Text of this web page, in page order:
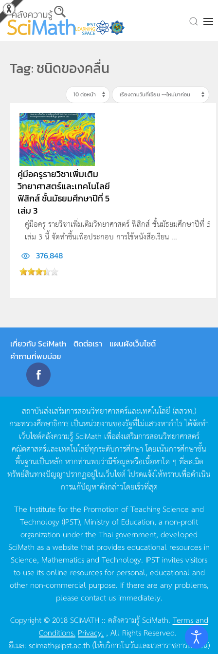
Skip to main content
Tag: ชนิดของคลื่น
คู่มือครูรายวิชาเพิ่มเติม
วิทยาศาสตร์และเทคโนโลยี
ฟิสิกส์ ชั้นมัธยมศึกษาปีที่ 5
เล่ม 3
คู่มือครู รายวิชาเพิ่มเติมวิทยาศาสตร์ ฟิสิกส์ ชั้นมัธยมศึกษาปีที่ 5
เล่ม 3 นี้ จัดทำขึ้นเพื่อประกอบ การใช้หนังสือเรียน ...
376,848
เกี่ยวกับ SciMath ติดต่อเรา
แผนผังเว็บไซต์
คำถามที่พบบ่อย
สถาบันส่งเสริมการสอนวิทยาศาสตร์และเทคโนโลยี (สสวท.)
กระทรวงศึกษาธิการ เป็นหน่วยงานของรัฐที่ไม่แสวงหากำไรได้จัดทำ
เว็บไซต์คลังความรู้SciMath เพื่อส่งเสริมการสอนวิทยาศาสตร์
คณิตศาสตร์และเทคโนโลยีทุกระดับการศึกษา โดยเน้นการศึกษาขั้น
พื้นฐานเป็นหลัก หากท่านพบว่ามีข้อมูลหรือเนื้อหาใด ๆ ที่ละเมิด
ทรัพย์สินทางปัญญาปรากฏอยู่ในเว็บไซต์โปรดแจ้งให้ทราบเพื่อดำเนิน
การแก้ปัญหาดังกล่าวโดยเร็วที่สุด
The Institute for the Promotion of Teaching Science and
Technology (IPST), Ministry of Education, a non-profit
organization under the Thai government, developed
SciMath as a website that provides educational resources in
Science, Mathematics and Technology. IPST invites visitors
to use its online resources for personal, educational and
other non-commercial purpose. If there are any problems,
please contact us immediately.
Copyright © 2018 SCIMATH :: คลังความรู้ SciMath.Terms and
Conditions. Privacy. , All Rights Reserved.
อีเมล: scimath@ipst.ac.th (ให้บริการในวันและเวลาราชการเท่านั้น)